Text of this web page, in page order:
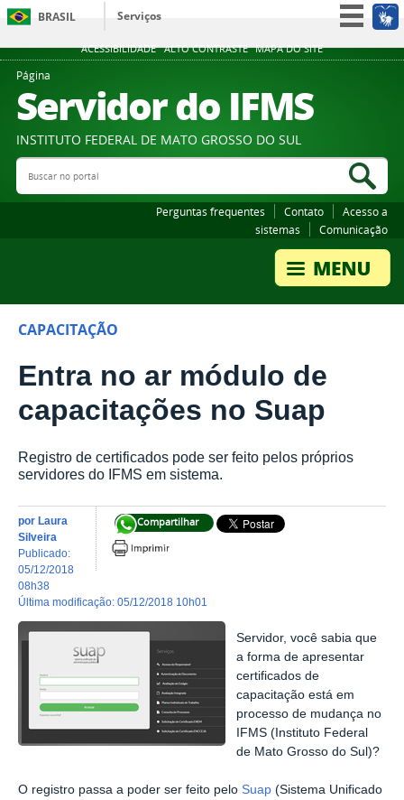
ACESSIBILIDADE ALTO CONTRASTE MAPA DO SITE
BRASIL
Serviços
Participe
Legislação
Canais
Página
Servidor do IFMS
INSTITUTO FEDERAL DE MATO GROSSO DO SUL
Buscar no portal
Perguntas frequentes Contato
Acesso a
sistemas
Comunicação
CAPACITAÇÃO
Entra no ar módulo de
capacitações no Suap
Registro de certificados pode ser feito pelos próprios
servidores do IFMS em sistema.
Compartilhar
por Laura
Silveira
publicado:
05/12/2018
08h38
última modificação: 05/12/2018 10h01
Servidor, você sabia que
a forma de apresentar
certificados de
capacitação está em
processo de mudança no
IFMS (Instituto Federal
de Mato Grosso do Sul)?
O registro passa a poder ser feito pelo Suap (Sistema Unificado